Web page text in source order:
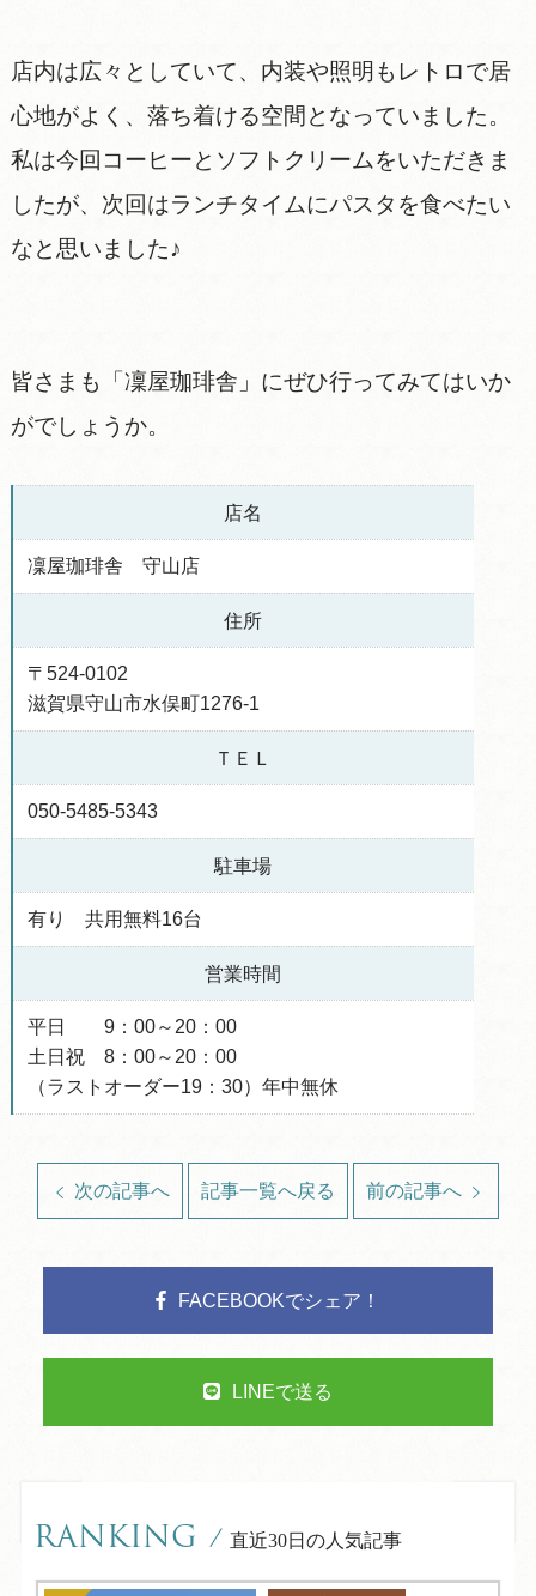
店内は広々としていて、内装や照明もレトロで居
心地がよく、落ち着ける空間となっていました。
私は今回コーヒーとソフトクリームをいただきま
したが、次回はランチタイムにパスタを食べたい
なと思いました♪
皆さまも「凜屋珈琲舎」にぜひ行ってみてはいか
がでしょうか。
店名
凜屋珈琲舎 守山店
住所
〒524-0102
滋賀県守山市水俣町1276-1
ＴＥＬ
050-5485-5343
駐車場
有り 共用無料16台
営業時間
平日 9：00～20：00
土日祝 8：00～20：00
（ラストオーダー19：30）年中無休
次の記事へ 記事一覧へ戻る 前の記事へ
FACEBOOKでシェア！
LINEで送る
RANKING / 直近30日の人気記事